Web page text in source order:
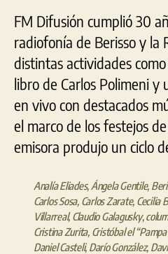
FM Difusión cumplió 30
radiofonía de Berisso y la
distintas actividades
libro de Carlos Polimeni y
en vivo con destacados
el marco de los festejos
emisora produjo un ciclo
Analía Eliades, Ángela Gentile,
Carlos Sosa, Carlos Zarate, Cecilia
Villarreal,Claudio Galagusky,
Cristina Zurita, Cristóbal el
Daniel Casteli, Darío González,